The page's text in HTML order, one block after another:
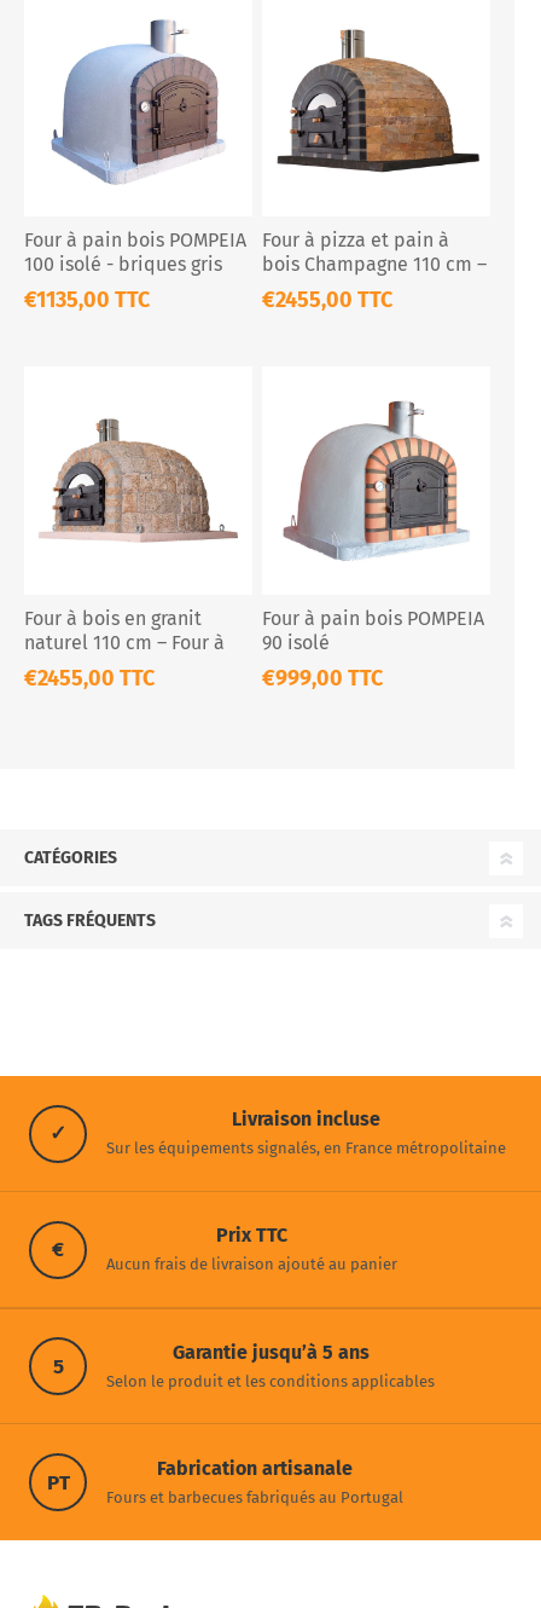
Four à pain bois POMPEIA
100 isolé - briques gris
foncé
€1135,00 TTC
Four à pizza et pain à
bois Champagne 110 cm –
Pierre naturelle isolée
€2455,00 TTC
Four à bois en granit
naturel 110 cm – Four à
pain et pizza extérieur
isolé
€2455,00 TTC
Four à pain bois POMPEIA
90 isolé
€999,00 TTC
CATÉGORIES
TAGS FRÉQUENTS
✓
Livraison incluse
Sur les équipements signalés, en France métropolitaine
€
Prix TTC
Aucun frais de livraison ajouté au panier
5
Garantie jusqu’à 5 ans
Selon le produit et les conditions applicables
PT
Fabrication artisanale
Fours et barbecues fabriqués au Portugal